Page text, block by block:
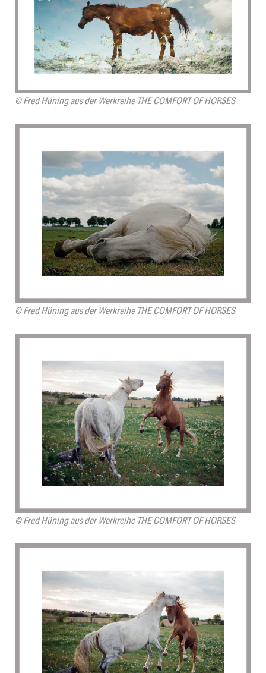
© Fred Hüning aus der Werkreihe THE COMFORT OF HORSES
© Fred Hüning aus der Werkreihe THE COMFORT OF HORSES
© Fred Hüning aus der Werkreihe THE COMFORT OF HORSES